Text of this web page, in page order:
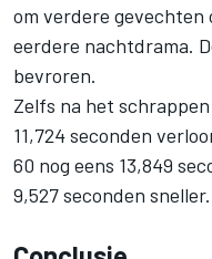
om verdere gevechten
eerdere nachtdrama.
bevroren.
Zelfs na het
11,724 seconden
60 nog eens 13,849
9,527 seconden sneller.